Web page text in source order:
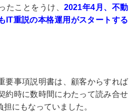
たことをうけ、2021年4月、不動
IT重説の本格運用がスタートする
要事項説明書は、顧客からすれば
約時に数時間にわたって読み合せ
にもなっていました。